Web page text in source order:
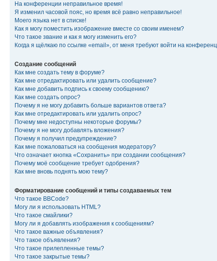
На конференции неправильное время!
Я изменил часовой пояс, но время всё равно неправильное!
Моего языка нет в списке!
Как я могу поместить изображение вместе со своим именем?
Что такое звание и как я могу изменить его?
Когда я щёлкаю по ссылке «email», от меня требуют войти на
Создание сообщений
Как мне создать тему в форуме?
Как мне отредактировать или удалить сообщение?
Как мне добавить подпись к своему сообщению?
Как мне создать опрос?
Почему я не могу добавить больше вариантов ответа?
Как мне отредактировать или удалить опрос?
Почему мне недоступны некоторые форумы?
Почему я не могу добавлять вложения?
Почему я получил предупреждение?
Как мне пожаловаться на сообщения модератору?
Что означает кнопка «Сохранить» при создании сообщения?
Почему моё сообщение требует одобрения?
Как мне вновь поднять мою тему?
Форматирование сообщений и типы создаваемых тем
Что такое BBCode?
Могу ли я использовать HTML?
Что такое смайлики?
Могу ли я добавлять изображения к сообщениям?
Что такое важные объявления?
Что такое объявления?
Что такое прилепленные темы?
Что такое закрытые темы?